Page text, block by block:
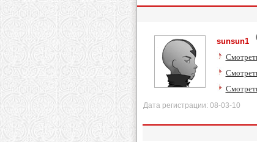
sunsun1
Дата регистрации: 08-03-10